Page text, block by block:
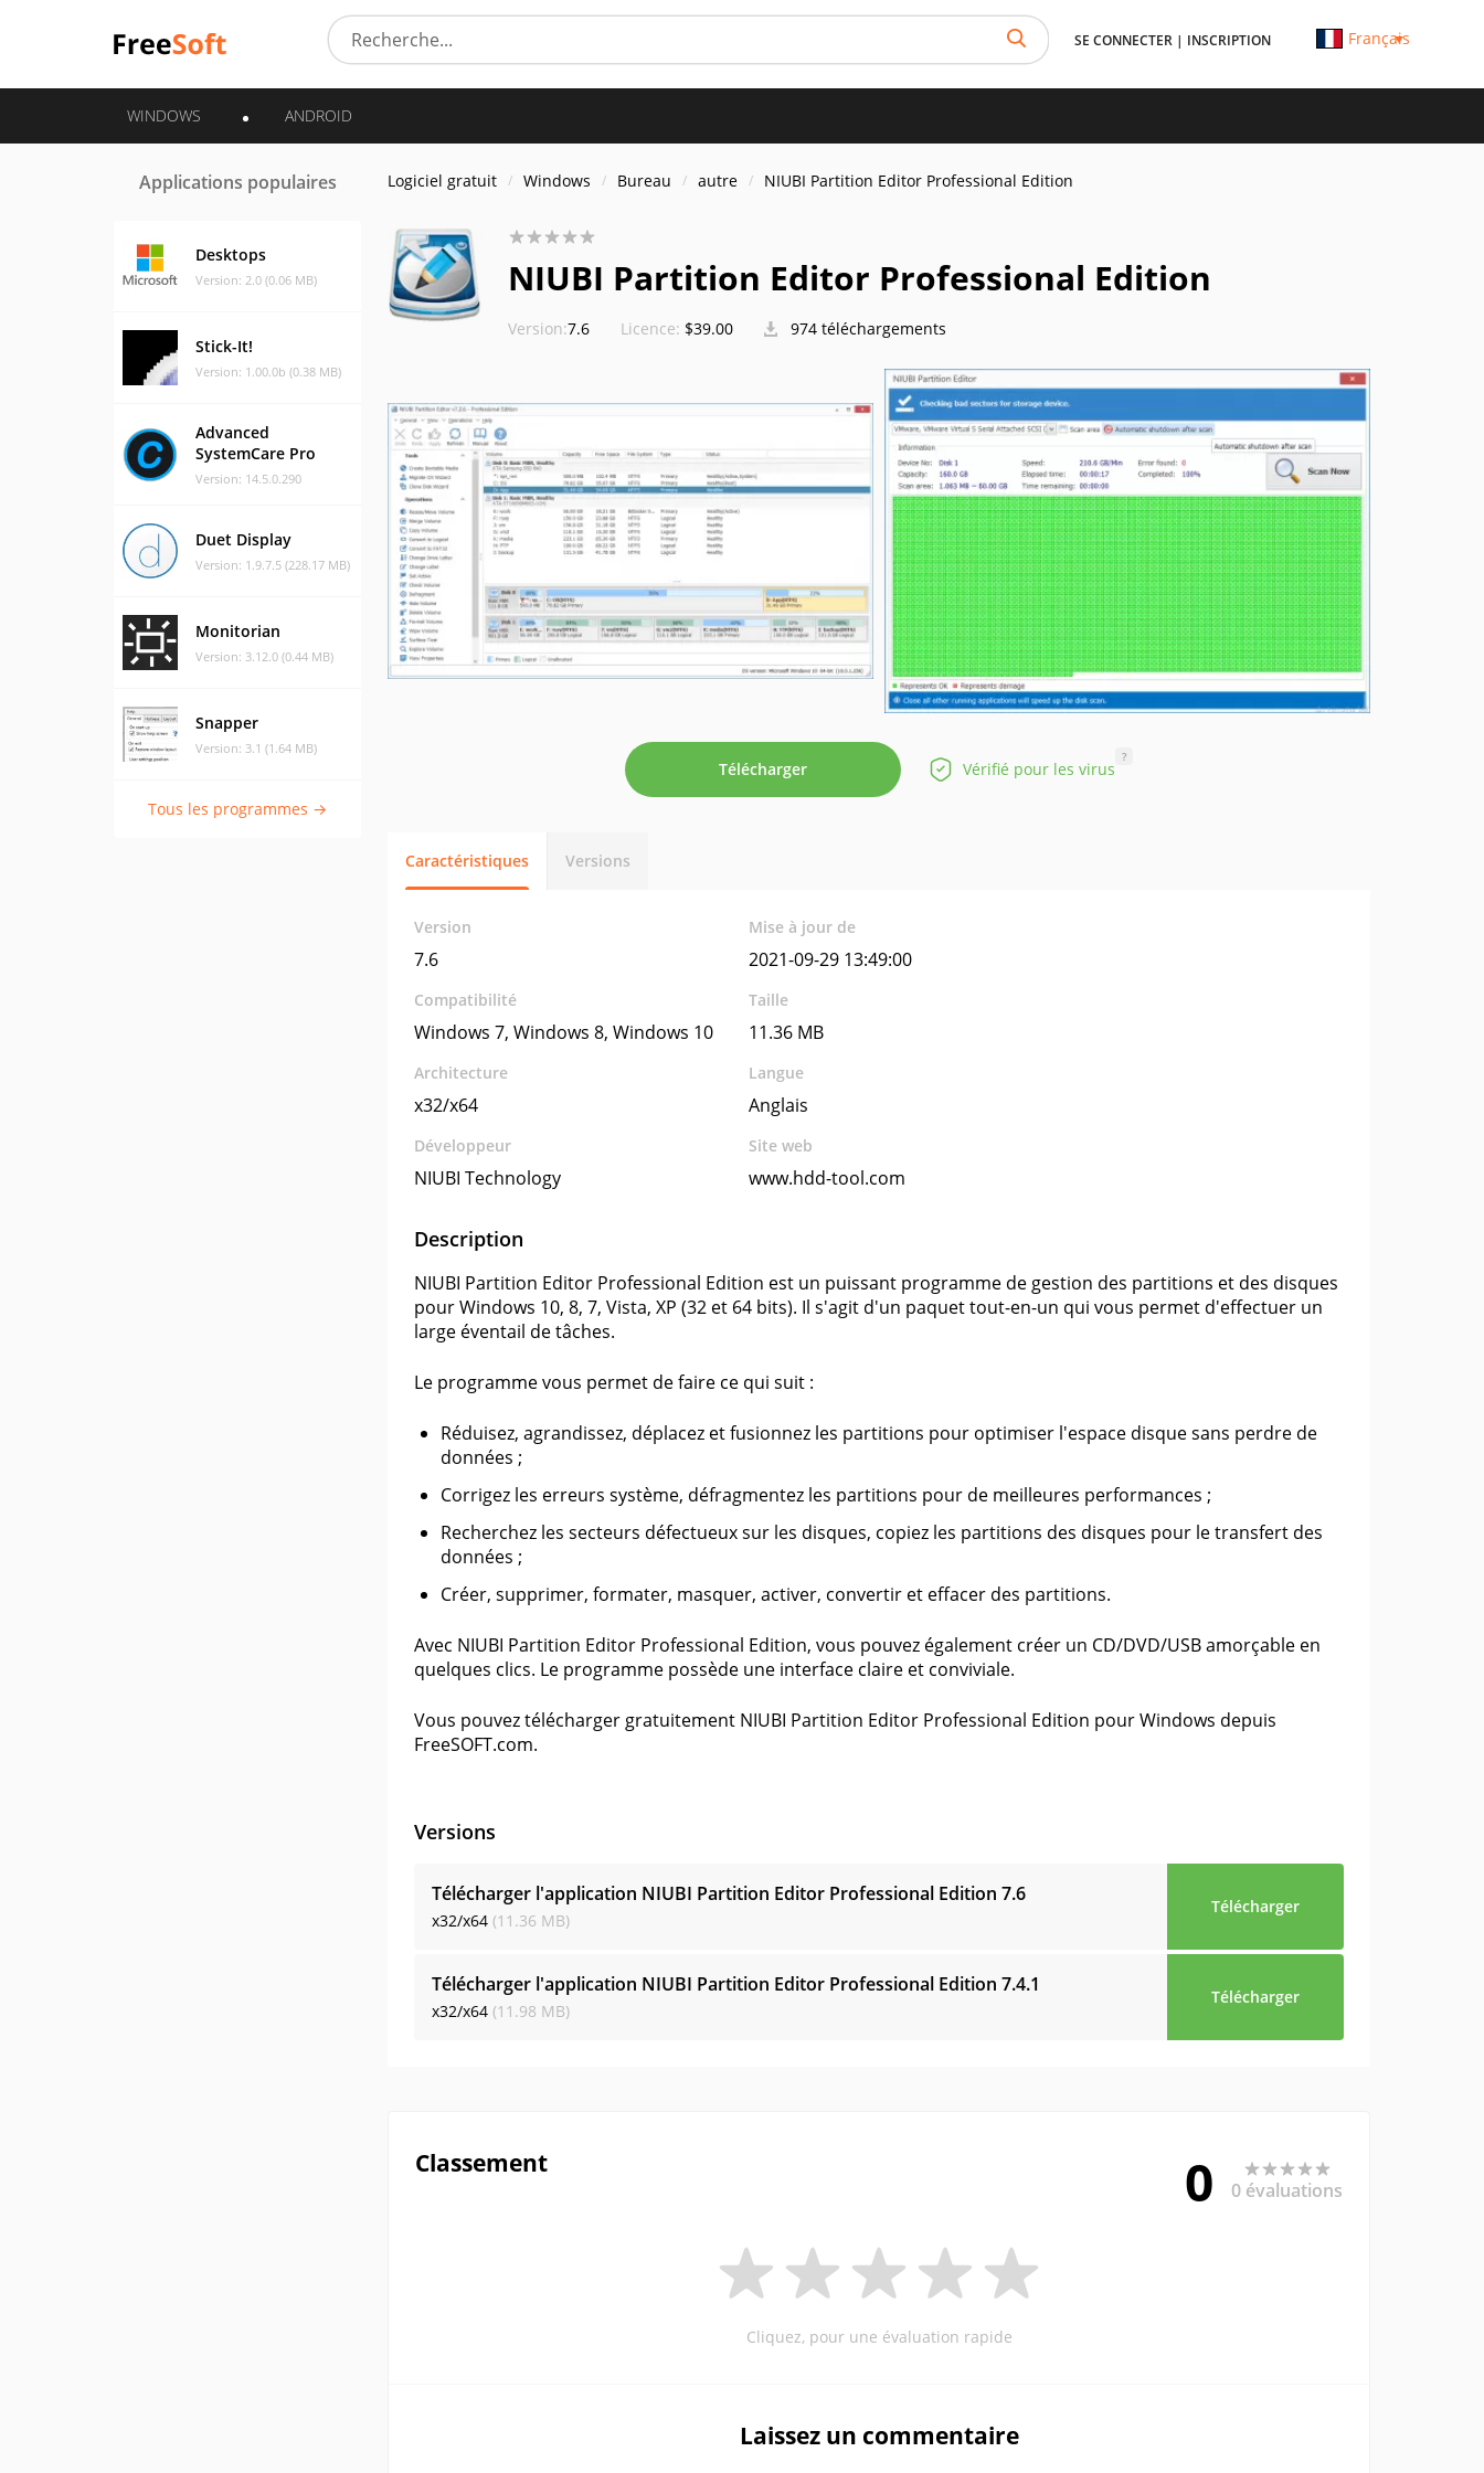
SE CONNECTER | INSCRIPTION Français
WINDOWS ANDROID
Applications populaires
Desktops
Version: 2.0 (0.06 MB)
Stick-It!
Version: 1.00.0b (0.38 MB)
Advanced
SystemCare Pro
Version: 14.5.0.290
Duet Display
Version: 1.9.7.5 (228.17 MB)
Monitorian
Version: 3.12.0 (0.44 MB)
Snapper
Version: 3.1 (1.64 MB)
Tous les programmes →
Logiciel gratuit Windows Bureau autre NIUBI Partition Editor Professional Edition
NIUBI Partition Editor Professional Edition
Version:7.6 Licence: $39.00 974 téléchargements
Télécharger Vérifié pour les virus
?
Caractéristiques Versions
Version
7.6
Mise à jour de
2021-09-29 13:49:00
Compatibilité
Windows 7, Windows 8, Windows 10
Taille
11.36 MB
Architecture
x32/x64
Langue
Anglais
Développeur
NIUBI Technology
Site web
www.hdd-tool.com
Description
NIUBI Partition Editor Professional Edition est un puissant programme de gestion des partitions et des disques
pour Windows 10, 8, 7, Vista, XP (32 et 64 bits). Il s'agit d'un paquet tout-en-un qui vous permet d'effectuer un
large éventail de tâches.
Le programme vous permet de faire ce qui suit :
Réduisez, agrandissez, déplacez et fusionnez les partitions pour optimiser l'espace disque sans perdre de
données ;
Corrigez les erreurs système, défragmentez les partitions pour de meilleures performances ;
Recherchez les secteurs défectueux sur les disques, copiez les partitions des disques pour le transfert des
données ;
Créer, supprimer, formater, masquer, activer, convertir et effacer des partitions.
Avec NIUBI Partition Editor Professional Edition, vous pouvez également créer un CD/DVD/USB amorçable en
quelques clics. Le programme possède une interface claire et conviviale.
Vous pouvez télécharger gratuitement NIUBI Partition Editor Professional Edition pour Windows depuis
FreeSOFT.com.
Versions
Télécharger l'application NIUBI Partition Editor Professional Edition 7.6
x32/x64 (11.36 MB)
Télécharger
Télécharger l'application NIUBI Partition Editor Professional Edition 7.4.1
x32/x64 (11.98 MB)
Télécharger
Classement 0 0 évaluations
Cliquez, pour une évaluation rapide
Laissez un commentaire